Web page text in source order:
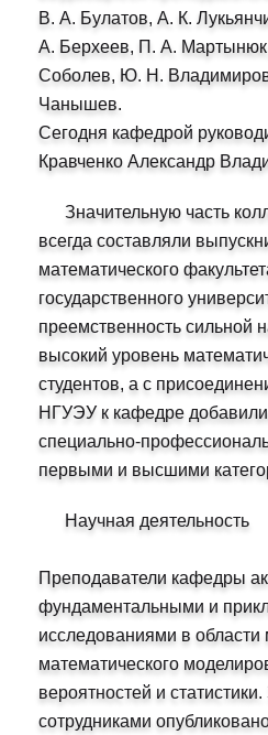
В. А. Булатов, А. К.
А. Берхеев, П. А.
Соболев, Ю. Н.
Чанышев.
Сегодня кафедрой
Кравченко Александр
Значительную часть
всегда составляли
математического
государственного
преемственность сильной
высокий уровень
студентов, а с
НГУЭУ к кафедре
специально-
первыми и высшими
Научная деятельность
Преподаватели кафедры
фундаментальными и
исследованиями в области
математического
вероятностей и
сотрудниками